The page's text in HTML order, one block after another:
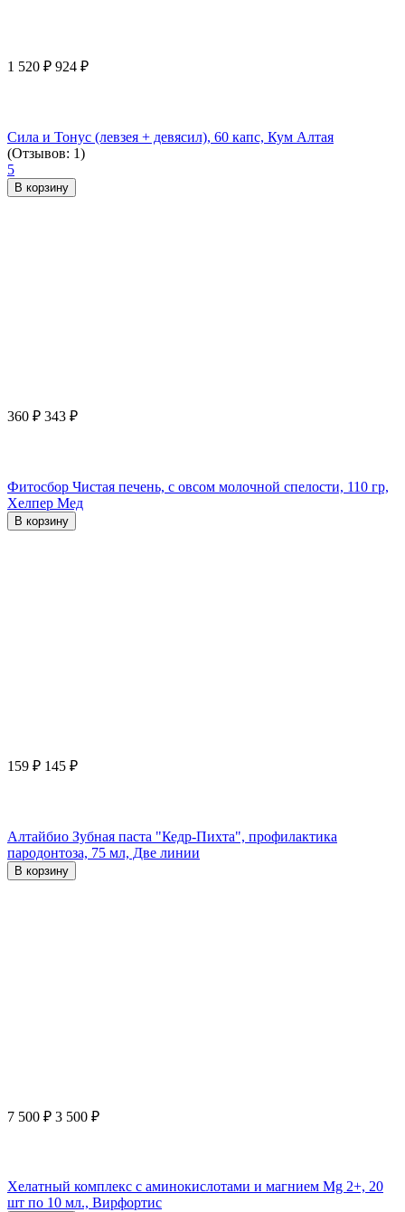
1 520 ₽ 924 ₽
Сила и Тонус (левзея + девясил), 60 капс, Кум Алтая
(Отзывов: 1)
5
В корзину
360 ₽ 343 ₽
Фитосбор Чистая печень, с овсом молочной спелости, 110 гр,
Хелпер Мед
В корзину
159 ₽ 145 ₽
Алтайбио Зубная паста "Кедр-Пихта", профилактика
пародонтоза, 75 мл, Две линии
В корзину
7 500 ₽ 3 500 ₽
Хелатный комплекс с аминокислотами и магнием Mg 2+, 20
шт по 10 мл., Вирфортис